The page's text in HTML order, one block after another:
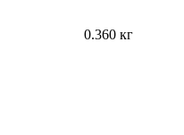
0.360 кг